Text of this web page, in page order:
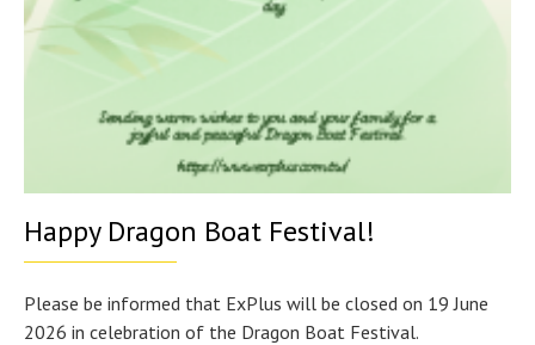
Happy Dragon Boat Festival!
Please be informed that ExPlus will be closed on 19 June
2026 in celebration of the Dragon Boat Festival.